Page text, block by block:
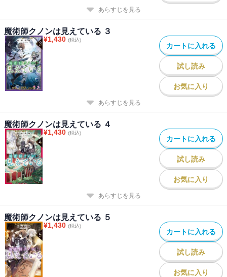
あらすじを見る
魔術師クノンは見えている ３
¥1,430 (税込)
カートに入れる
試し読み
お気に入り
あらすじを見る
魔術師クノンは見えている ４
¥1,430 (税込)
カートに入れる
試し読み
お気に入り
あらすじを見る
魔術師クノンは見えている ５
¥1,430 (税込)
カートに入れる
試し読み
お気に入り